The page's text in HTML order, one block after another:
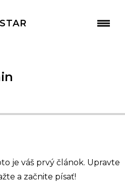
je váš prvý článok. Upravte
a začnite písať!